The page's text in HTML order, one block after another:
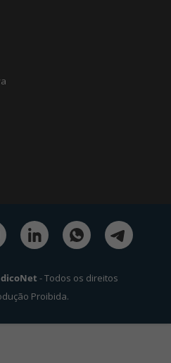
- Todos os direitos
Proibida.